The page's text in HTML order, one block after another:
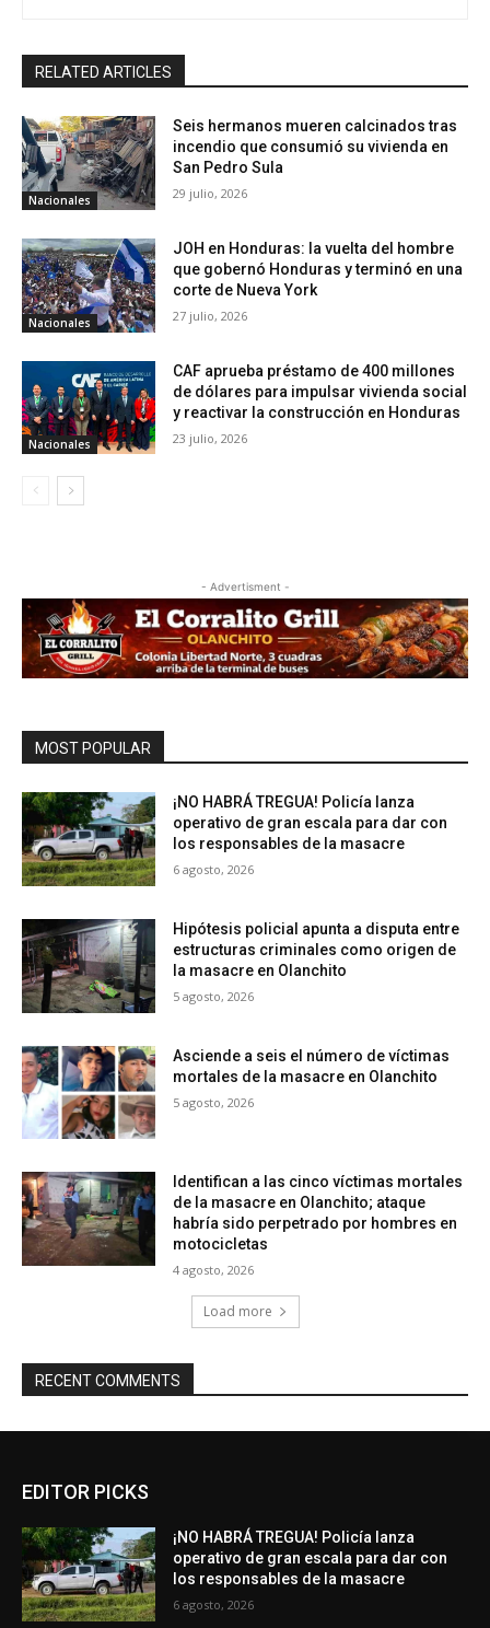
RELATED ARTICLES
Nacionales
Seis hermanos mueren calcinados tras
incendio que consumió su vivienda en
San Pedro Sula
29 julio, 2026
Nacionales
JOH en Honduras: la vuelta del hombre
que gobernó Honduras y terminó en una
corte de Nueva York
27 julio, 2026
Nacionales
CAF aprueba préstamo de 400 millones
de dólares para impulsar vivienda social
y reactivar la construcción en Honduras
23 julio, 2026
- Advertisment -
MOST POPULAR
¡NO HABRÁ TREGUA! Policía lanza
operativo de gran escala para dar con
los responsables de la masacre
6 agosto, 2026
Hipótesis policial apunta a disputa entre
estructuras criminales como origen de
la masacre en Olanchito
5 agosto, 2026
Asciende a seis el número de víctimas
mortales de la masacre en Olanchito
5 agosto, 2026
Identifican a las cinco víctimas mortales
de la masacre en Olanchito; ataque
habría sido perpetrado por hombres en
motocicletas
4 agosto, 2026
Load more
RECENT COMMENTS
EDITOR PICKS
¡NO HABRÁ TREGUA! Policía lanza
operativo de gran escala para dar con
los responsables de la masacre
6 agosto, 2026